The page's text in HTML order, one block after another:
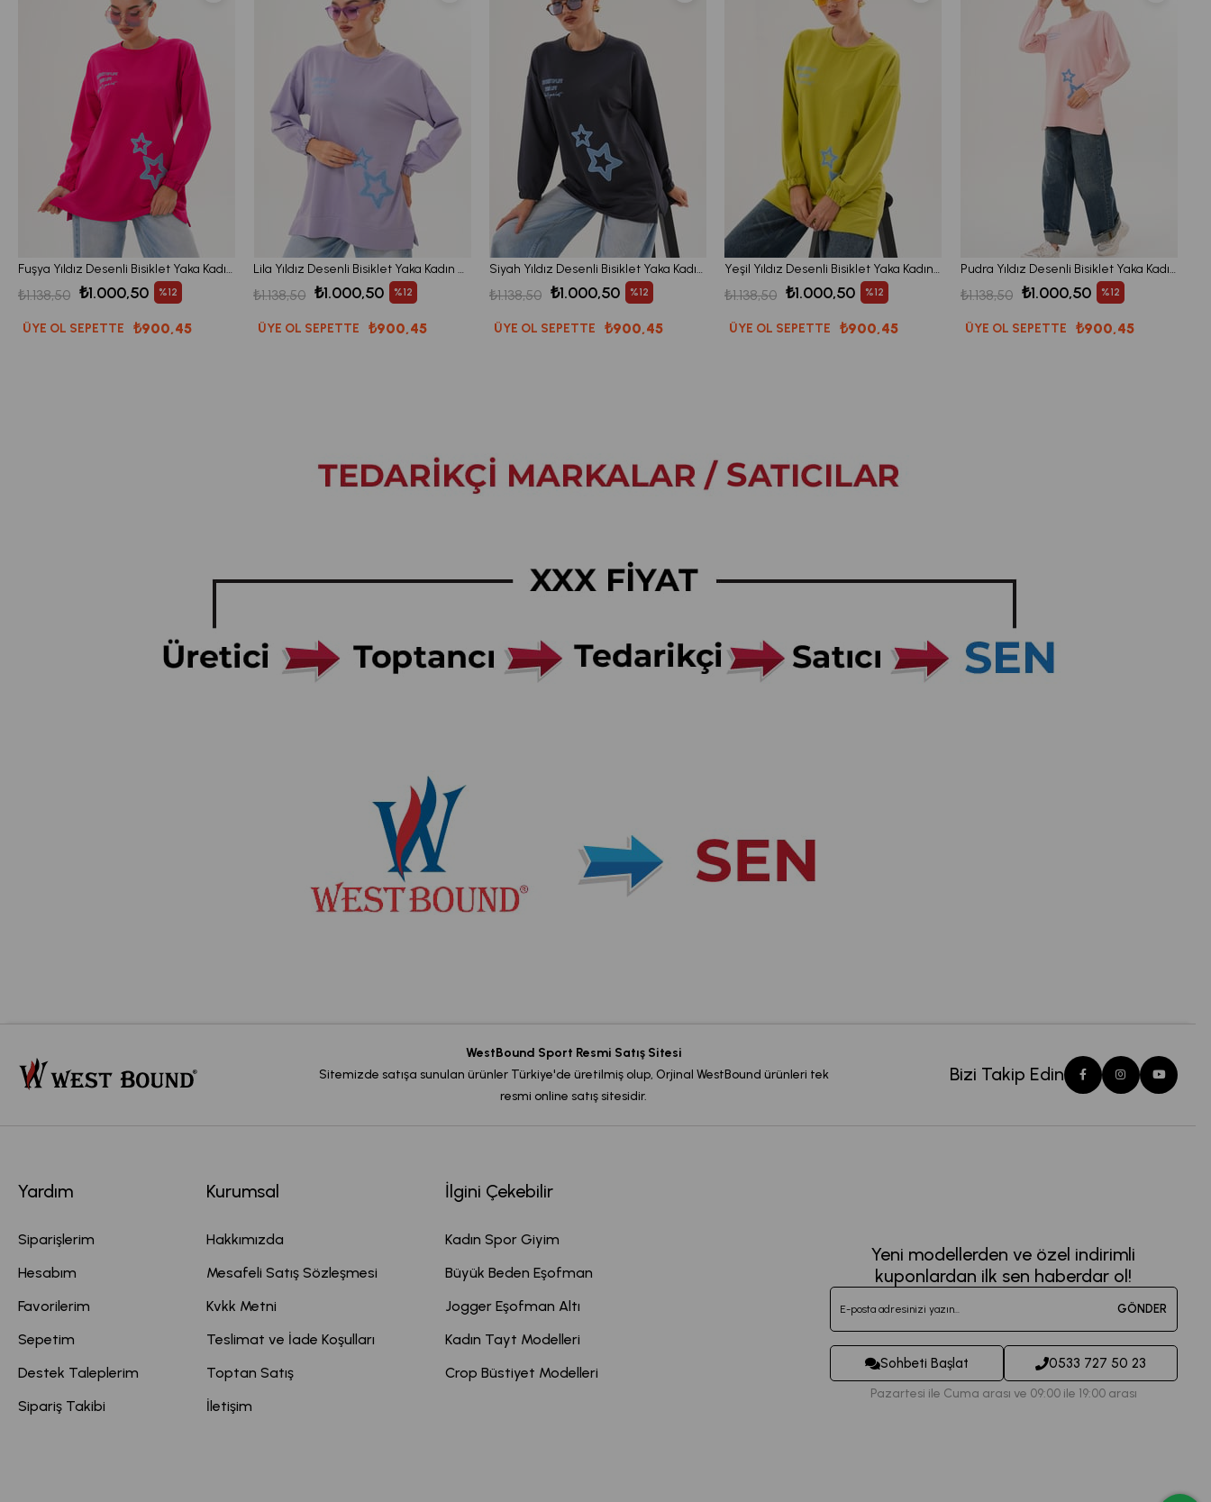
Fuşya Yıldız Desenli Bisiklet Yaka Kadın Sweatshirt Tunik 711
ÜYE OL SEPETTE ₺900,45
₺1.000,50
₺1.138,50 %12
Lila Yıldız Desenli Bisiklet Yaka Kadın Sweatshirt Tunik 711
ÜYE OL SEPETTE ₺900,45
₺1.000,50
₺1.138,50 %12
Siyah Yıldız Desenli Bisiklet Yaka Kadın Sweatshirt Tunik 711
ÜYE OL SEPETTE ₺900,45
₺1.000,50
₺1.138,50 %12
Yeşil Yıldız Desenli Bisiklet Yaka Kadın Sweatshirt Tunik 711
ÜYE OL SEPETTE ₺900,45
₺1.000,50
₺1.138,50 %12
Pudra Yıldız Desenli Bisiklet Yaka Kadın Sweatshirt Tunik 711
ÜYE OL SEPETTE ₺900,45
₺1.000,50
₺1.138,50 %12
WestBound Sport Resmi Satış Sitesi
Sitemizde satışa sunulan ürünler Türkiye'de üretilmiş olup, Orjinal WestBound ürünleri tek
resmi online satış sitesidir.
Bizi Takip Edin
Yardım
Siparişlerim
Hesabım
Favorilerim
Sepetim
Destek Taleplerim
Sipariş Takibi
Kurumsal
Hakkımızda
Mesafeli Satış Sözleşmesi
Kvkk Metni
Teslimat ve İade Koşulları
Toptan Satış
İletişim
İlgini Çekebilir
Kadın Spor Giyim
Büyük Beden Eşofman
Jogger Eşofman Altı
Kadın Tayt Modelleri
Crop Büstiyet Modelleri
Yeni modellerden ve özel indirimli
kuponlardan ilk sen haberdar ol!
GÖNDER
Sohbeti Başlat 0533 727 50 23
Pazartesi ile Cuma arası ve 09:00 ile 19:00 arası